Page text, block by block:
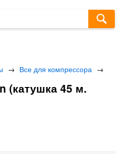
→ Все для компрессора →
(катушка 45 м.